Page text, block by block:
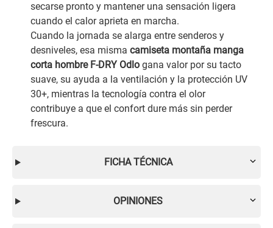
secarse pronto y mantener una sensación ligera
cuando el calor aprieta en marcha.
Cuando la jornada se alarga entre senderos y
desniveles, esa misma camiseta montaña manga
corta hombre F-DRY Odlo gana valor por su tacto
suave, su ayuda a la ventilación y la protección UV
30+, mientras la tecnología contra el olor
contribuye a que el confort dure más sin perder
frescura.
FICHA TÉCNICA
OPINIONES